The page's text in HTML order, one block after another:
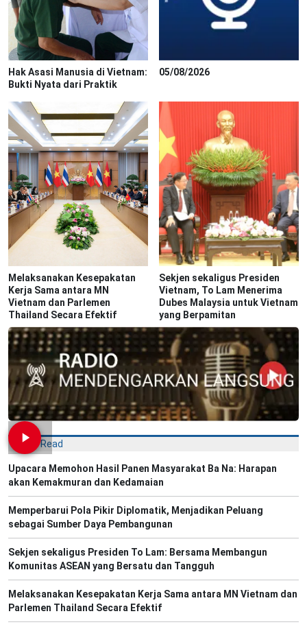
Hak Asasi Manusia di Vietnam:
Bukti Nyata dari Praktik
05/08/2026
Melaksanakan Kesepakatan
Kerja Sama antara MN
Vietnam dan Parlemen
Thailand Secara Efektif
Sekjen sekaligus Presiden
Vietnam, To Lam Menerima
Dubes Malaysia untuk Vietnam
yang Berpamitan
Most Read
Upacara Memohon Hasil Panen Masyarakat Ba Na: Harapan
akan Kemakmuran dan Kedamaian
Memperbarui Pola Pikir Diplomatik, Menjadikan Peluang
sebagai Sumber Daya Pembangunan
Sekjen sekaligus Presiden To Lam: Bersama Membangun
Komunitas ASEAN yang Bersatu dan Tangguh
Melaksanakan Kesepakatan Kerja Sama antara MN Vietnam dan
Parlemen Thailand Secara Efektif